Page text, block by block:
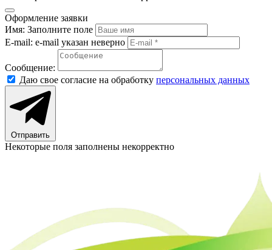
Оформление заявки
Имя: Заполните поле
E-mail: e-mail указан неверно
Сообщение:
Даю свое согласие на обработку персональных данных
Отправить
Некоторые поля заполнены некорректно